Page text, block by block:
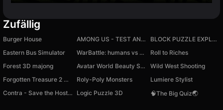
Zufällig
Burger House AMONG US - TEST AND MINI GAMES
BLOCK PUZZLE EXPLOSION
Eastern Bus Simulator
WarBattle: humans vs orcs
Roll to Riches
Forest 3D majong
Avatar World Beauty Salon
Wild West Shooting
Forgotten Treasure 2 Match 3
Roly-Poly Monsters
Lumiere Stylist
Contra - Save the Hostages
Logic Puzzle 3D 🧠The Big Quiz🌏